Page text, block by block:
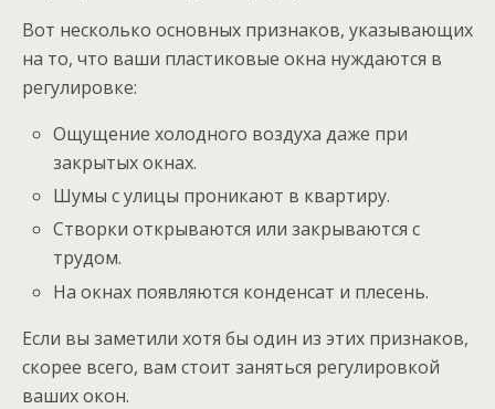
Вот несколько основных признаков, указывающих
на то, что ваши пластиковые окна нуждаются в
регулировке:
Ощущение холодного воздуха даже при
закрытых окнах.
Шумы с улицы проникают в квартиру.
Створки открываются или закрываются с
трудом.
На окнах появляются конденсат и плесень.
Если вы заметили хотя бы один из этих признаков,
скорее всего, вам стоит заняться регулировкой
ваших окон.